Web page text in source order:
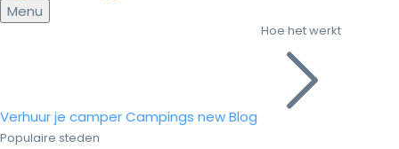
Menu
Verhuur je camperCampings newBlog
Hoe het werkt
Populaire steden